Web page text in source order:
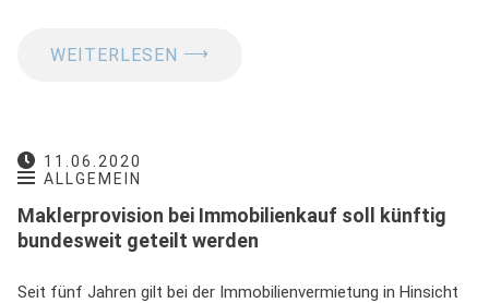
WEITERLESEN ⟶
11.06.2020
ALLGEMEIN
Maklerprovision bei Immobilienkauf soll künftig
bundesweit geteilt werden
Seit fünf Jahren gilt bei der Immobilienvermietung in Hinsicht